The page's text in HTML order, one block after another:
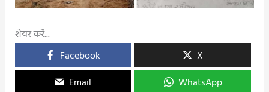
शेयर करें...
Facebook
X
Email
WhatsApp